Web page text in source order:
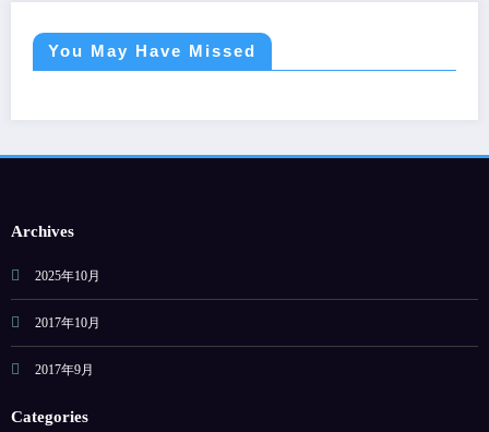
You May Have Missed
Archives
2025年10月
2017年10月
2017年9月
Categories